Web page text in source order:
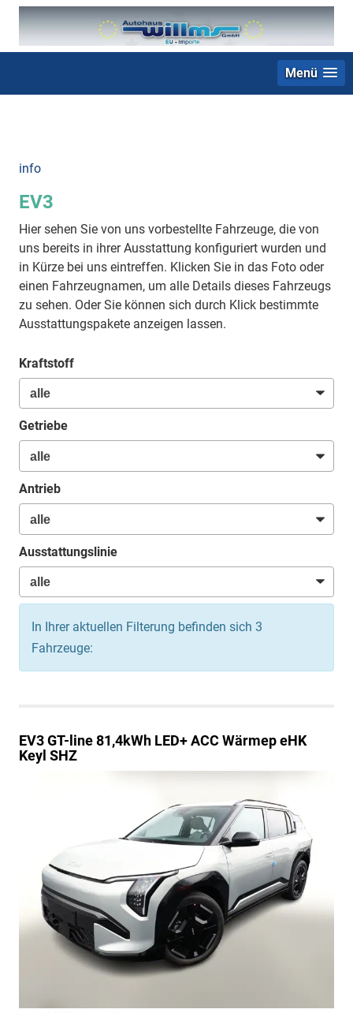
Menü
info
EV3
Hier sehen Sie von uns vorbestellte Fahrzeuge, die von
uns bereits in ihrer Ausstattung konfiguriert wurden und
in Kürze bei uns eintreffen. Klicken Sie in das Foto oder
einen Fahrzeugnamen, um alle Details dieses Fahrzeugs
zu sehen. Oder Sie können sich durch Klick bestimmte
Ausstattungspakete anzeigen lassen.
Kraftstoff
Getriebe
Antrieb
Ausstattungslinie
In Ihrer aktuellen Filterung befinden sich 3
Fahrzeuge:
EV3GT-line 81,4kWh LED+ ACC Wärmep eHK
Keyl SHZ